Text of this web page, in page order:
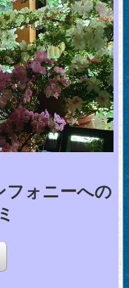
フォニーへの